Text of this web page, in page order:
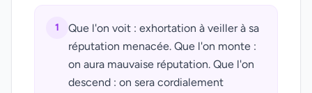
1
Que l'on voit : exhortation à veiller à sa
réputation menacée. Que l'on monte :
on aura mauvaise réputation. Que l'on
descend : on sera cordialement